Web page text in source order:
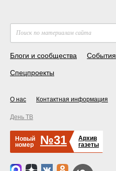
Блоги и сообщества События
Спецпроекты
О нас Контактная информация
День ТВ
Новый
номер
№31
Архив
газеты